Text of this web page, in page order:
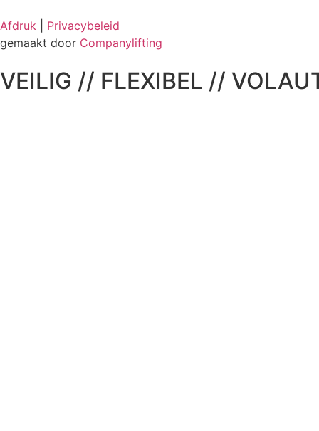
Afdruk
Privacybeleid
gemaakt door Companylifting
VEILIG // FLEXIBEL //